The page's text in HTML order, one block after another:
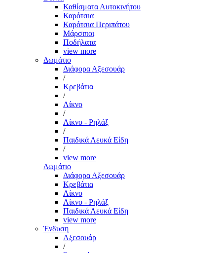
Καθίσματα Αυτοκινήτου
Καρότσια
Καρότσια Περιπάτου
Μάρσιποι
Ποδήλατα
view more
Δωμάτιο
Διάφορα Αξεσουάρ
/
Κρεβάτια
/
Λίκνο
/
Λίκνο - Ρηλάξ
/
Παιδικά Λευκά Είδη
/
view more
Δωμάτιο
Διάφορα Αξεσουάρ
Κρεβάτια
Λίκνο
Λίκνο - Ρηλάξ
Παιδικά Λευκά Είδη
view more
Ένδυση
Αξεσουάρ
/